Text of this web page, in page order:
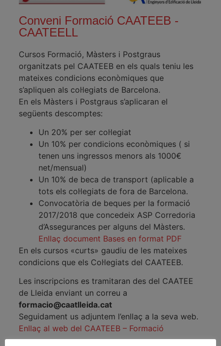
Conveni Formació CAATEEB -
CAATEELL
Cursos Formació, Màsters i Postgraus
organitzats pel CAATEEB en els quals teniu les
mateixes condicions econòmiques que
s’apliquen als col·legiats de Barcelona.
En els Màsters i Postgraus s’aplicaran el
següents descomptes:
Un 20% per ser col·legiat
Un 10% per condicions econòmiques ( si
tenen uns ingressos menors als 1000€
net/mensual)
Un 10% de beca de transport (aplicable a
tots els col·legiats de fora de Barcelona.
Convocatòria de beques per la formació
2017/2018 que concedeix ASP Corredoria
d’Assegurances per alguns del Màsters.
Enllaç document Bases en format PDF
En els cursos «curts» gaudiu de les mateixes
condicions que els Col·legiats del CAATEEB.
Les inscripcions es tramitaran des del CAATEE
de Lleida enviant un correu a
formacio@caatlleida.cat
Seguidament us adjuntem l’enllaç a la seva web.
Enllaç al web del CAATEEB – Formació